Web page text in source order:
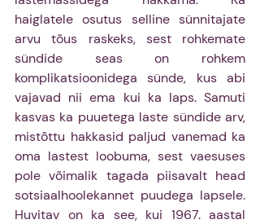
haiglatele osutus selline sünnitajate
arvu tõus raskeks, sest rohkemate
sündide seas on rohkem
komplikatsioonidega sünde, kus abi
vajavad nii ema kui ka laps. Samuti
kasvas ka puuetega laste sündide arv,
mistõttu hakkasid paljud vanemad ka
oma lastest loobuma, sest vaesuses
pole võimalik tagada piisavalt head
sotsiaalhoolekannet puudega lapsele.
Huvitav on ka see, kui 1967. aastal